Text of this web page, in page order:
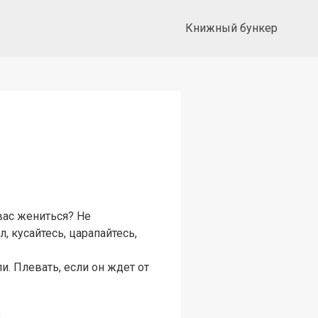
Книжный бункер
жениться? Не
царапайтесь,
Плевать, если он ждет от